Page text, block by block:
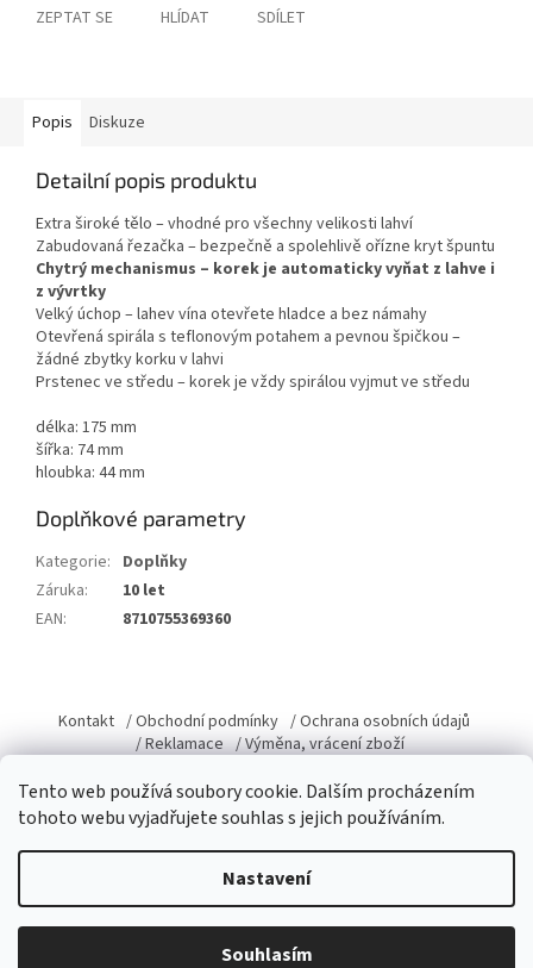
Tento web používá soubory cookie. Dalším procházením
tohoto webu vyjadřujete souhlas s jejich používáním.
Nastavení
Souhlasím
ZEPTAT SE HLÍDAT SDÍLET
Popis Diskuze
Detailní popis produktu
Extra široké tělo – vhodné pro všechny velikosti lahví
Zabudovaná řezačka – bezpečně a spolehlivě ořízne kryt špuntu
Chytrý mechanismus – korek je automaticky vyňat z lahve i
z vývrtky
Velký úchop – lahev vína otevřete hladce a bez námahy
Otevřená spirála s teflonovým potahem a pevnou špičkou –
žádné zbytky korku v lahvi
Prstenec ve středu – korek je vždy spirálou vyjmut ve středu
délka: 175 mm
šířka: 74 mm
hloubka: 44 mm
Doplňkové parametry
Kategorie: Doplňky
Záruka:
10 let
EAN: 8710755369360
p
a
Kontakt / Obchodní podmínky / Ochrana osobních údajů
/ Reklamace / Výměna, vrácení zboží
Copyright 2026Domacky.cz. Všechna práva vyhrazena.Upravit
nastavení cookies